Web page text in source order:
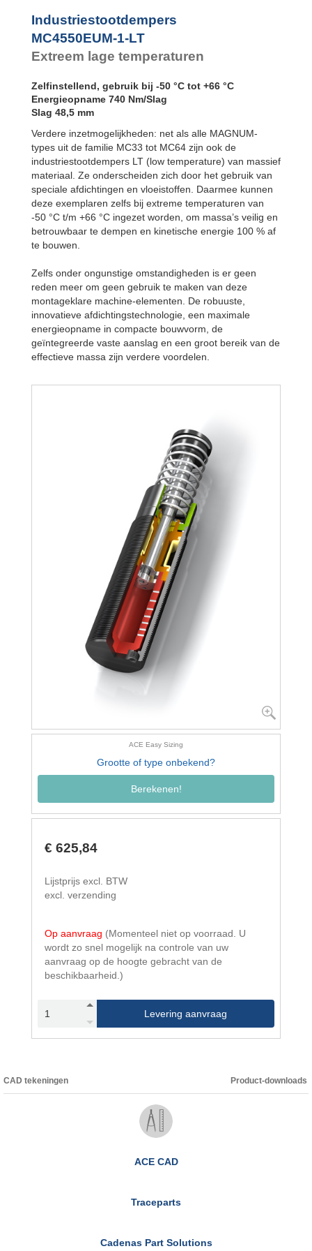
Industriestootdempers
MC4550EUM-1-LT
Extreem lage temperaturen
Zelfinstellend, gebruik bij -50 °C tot +66 °C
Energieopname 740 Nm/Slag
Slag 48,5 mm
Verdere inzetmogelijkheden: net als alle MAGNUM-
types uit de familie MC33 tot MC64 zijn ook de
industriestootdempers LT (low temperature) van massief
materiaal. Ze onderscheiden zich door het gebruik van
speciale afdichtingen en vloeistoffen. Daarmee kunnen
deze exemplaren zelfs bij extreme temperaturen van
-50 °C t/m +66 °C ingezet worden, om massa’s veilig en
betrouwbaar te dempen en kinetische energie 100 % af
te bouwen.
Zelfs onder ongunstige omstandigheden is er geen
reden meer om geen gebruik te maken van deze
montageklare machine-elementen. De robuuste,
innovatieve afdichtingstechnologie, een maximale
energieopname in compacte bouwvorm, de
geïntegreerde vaste aanslag en een groot bereik van de
effectieve massa zijn verdere voordelen.
ACE Easy Sizing
Grootte of type onbekend?
Berekenen!
€ 625,84
Lijstprijs excl. BTW
excl. verzending
Op aanvraag (Momenteel niet op voorraad. U
wordt zo snel mogelijk na controle van uw
aanvraag op de hoogte gebracht van de
beschikbaarheid.)
Levering aanvraag
CAD tekeningen Product-downloads
ACE CAD
Traceparts
Cadenas Part Solutions